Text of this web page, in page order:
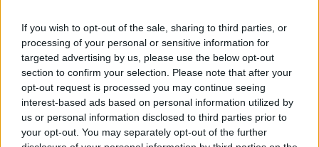
If you wish to opt-out of the sale, sharing to third parties, or
processing of your personal or sensitive information for
targeted advertising by us, please use the below opt-out
section to confirm your selection. Please note that after your
opt-out request is processed you may continue seeing
interest-based ads based on personal information utilized by
us or personal information disclosed to third parties prior to
your opt-out. You may separately opt-out of the further
Hoquei Patins
DEIXA UNA RESPOSTA